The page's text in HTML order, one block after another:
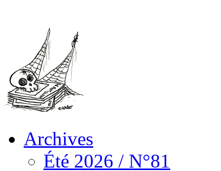
Archives
Été 2026 / N°81